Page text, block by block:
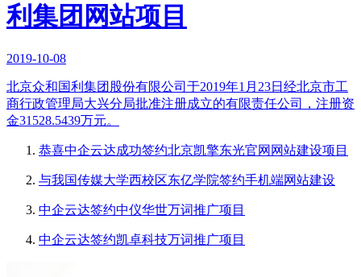
利集团网站项目
2019-10-08
北京众和国利集团股份有限公司于2019年1月23日经北京市工
商行政管理局大兴分局批准注册成立的有限责任公司，注册资
金31528.5439万元。
恭喜中企云达成功签约北京凯擎东光官网网站建设项目
与我国传媒大学西校区东亿学院签约手机端网站建设
中企云达签约中仪华世万词推广项目
中企云达签约凯卓科技万词推广项目